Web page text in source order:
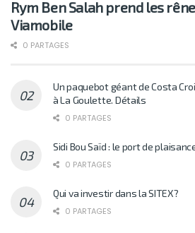
Rym Ben Salah prend les
Viamobile
0 PARTAGES
Un paquebot géant de Costa
à La Goulette. Détails
0 PARTAGES
Sidi Bou Saïd : le port de
0 PARTAGES
Qui va investir dans la SITEX?
0 PARTAGES